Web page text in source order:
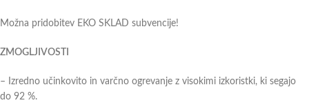
Možna pridobitev EKO SKLAD subvencije!
ZMOGLJIVOSTI
– Izredno učinkovito in varčno ogrevanje z visokimi izkoristki, ki segajo
do 92 %.